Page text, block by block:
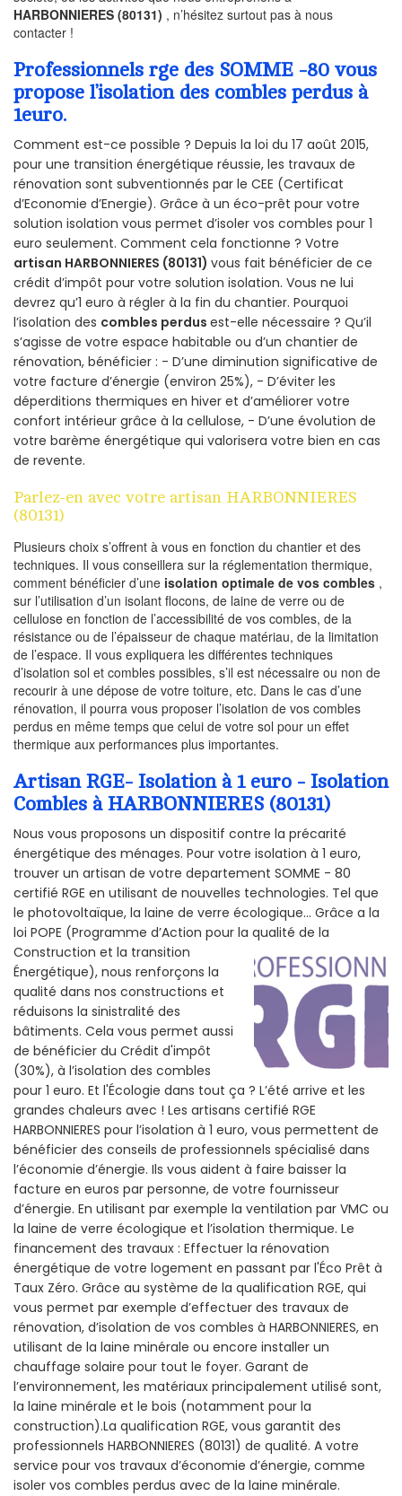
HARBONNIERES (80131) , n’hésitez surtout pas à nous
contacter !
Professionnels rge des SOMME -80 vous
propose l’isolation des combles perdus à
1euro.
Comment est-ce possible ? Depuis la loi du 17 août 2015,
pour une transition énergétique réussie, les travaux de
rénovation sont subventionnés par le CEE (Certificat
d’Economie d’Energie). Grâce à un éco-prêt pour votre
solution isolation vous permet d’isoler vos combles pour 1
euro seulement. Comment cela fonctionne ? Votre
artisan HARBONNIERES (80131) vous fait bénéficier de ce
crédit d’impôt pour votre solution isolation. Vous ne lui
devrez qu’1 euro à régler à la fin du chantier. Pourquoi
l’isolation des combles perdus est-elle nécessaire ? Qu’il
s’agisse de votre espace habitable ou d’un chantier de
rénovation, bénéficier : - D’une diminution significative de
votre facture d’énergie (environ 25%), - D’éviter les
déperditions thermiques en hiver et d’améliorer votre
confort intérieur grâce à la cellulose, - D’une évolution de
votre barème énergétique qui valorisera votre bien en cas
de revente.
Parlez-en avec votre artisan HARBONNIERES
(80131)
Plusieurs choix s’offrent à vous en fonction du chantier et des
techniques. Il vous conseillera sur la réglementation thermique,
comment bénéficier d’une isolation optimale de vos combles ,
sur l’utilisation d’un isolant flocons, de laine de verre ou de
cellulose en fonction de l’accessibilité de vos combles, de la
résistance ou de l’épaisseur de chaque matériau, de la limitation
de l’espace. Il vous expliquera les différentes techniques
d’isolation sol et combles possibles, s’il est nécessaire ou non de
recourir à une dépose de votre toiture, etc. Dans le cas d’une
rénovation, il pourra vous proposer l’isolation de vos combles
perdus en même temps que celui de votre sol pour un effet
thermique aux performances plus importantes.
Artisan RGE- Isolation à 1 euro - Isolation
Combles à HARBONNIERES (80131)
Nous vous proposons un dispositif contre la précarité
énergétique des ménages. Pour votre isolation à 1 euro,
trouver un artisan de votre departement SOMME - 80
certifié RGE en utilisant de nouvelles technologies. Tel que
le photovoltaïque, la laine de verre écologique... Grâce a la
loi POPE (Programme d’Action pour la qualité de la
Construction et la transition
Énergétique), nous renforçons la
qualité dans nos constructions et
réduisons la sinistralité des
bâtiments. Cela vous permet aussi
de bénéficier du Crédit d'impôt
(30%), à l’isolation des combles
pour 1 euro. Et l'Écologie dans tout ça ? L’été arrive et les
grandes chaleurs avec ! Les artisans certifié RGE
HARBONNIERES pour l’isolation à 1 euro, vous permettent de
bénéficier des conseils de professionnels spécialisé dans
l’économie d’énergie. Ils vous aident à faire baisser la
facture en euros par personne, de votre fournisseur
d’énergie. En utilisant par exemple la ventilation par VMC ou
la laine de verre écologique et l’isolation thermique. Le
financement des travaux : Effectuer la rénovation
énergétique de votre logement en passant par l'Éco Prêt à
Taux Zéro. Grâce au système de la qualification RGE, qui
vous permet par exemple d’effectuer des travaux de
rénovation, d’isolation de vos combles à HARBONNIERES, en
utilisant de la laine minérale ou encore installer un
chauffage solaire pour tout le foyer. Garant de
l’environnement, les matériaux principalement utilisé sont,
la laine minérale et le bois (notamment pour la
construction).La qualification RGE, vous garantit des
professionnels HARBONNIERES (80131) de qualité. A votre
service pour vos travaux d’économie d’énergie, comme
isoler vos combles perdus avec de la laine minérale.